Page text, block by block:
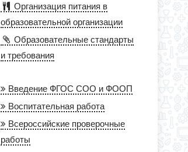
Организация питания в
образовательной организации
Образовательные стандарты
и требования
Введение ФГОС СОО и ФООП
Воспитательная работа
Всероссийские проверочные
работы